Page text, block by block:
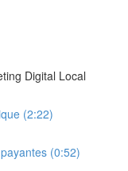
Digital Local
(2:22)
(0:52)